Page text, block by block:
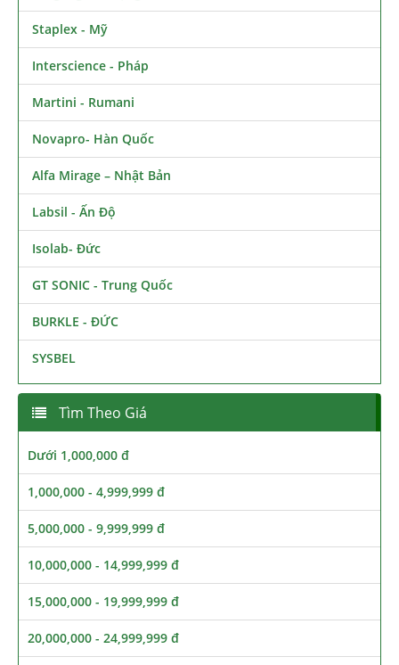
Staplex - Mỹ
Interscience - Pháp
Martini - Rumani
Novapro- Hàn Quốc
Alfa Mirage – Nhật Bản
Labsil - Ấn Độ
Isolab- Đức
GT SONIC - Trung Quốc
BURKLE - ĐỨC
SYSBEL
Tìm Theo Giá
Dưới 1,000,000 đ
1,000,000 - 4,999,999 đ
5,000,000 - 9,999,999 đ
10,000,000 - 14,999,999 đ
15,000,000 - 19,999,999 đ
20,000,000 - 24,999,999 đ